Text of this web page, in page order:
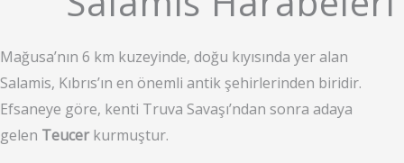
Mağusa’nın 6 km kuzeyinde, doğu kıyısında yer alan
Salamis, Kıbrıs’ın en önemli antik şehirlerinden biridir.
Efsaneye göre, kenti Truva Savaşı’ndan sonra adaya
gelen Teucerkurmuştur.